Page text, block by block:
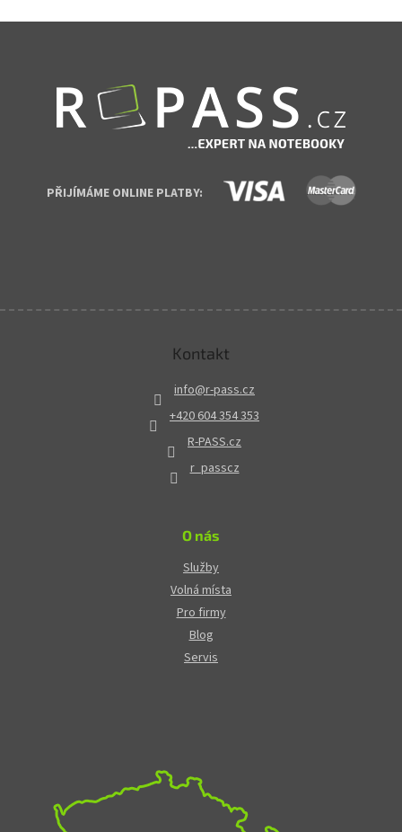
PŘIJÍMÁME ONLINE PLATBY:
Kontakt
info@r-pass.cz
+420 604 354 353
R-PASS.cz
r_passcz
O nás
Služby
Volná místa
Pro firmy
Blog
Servis